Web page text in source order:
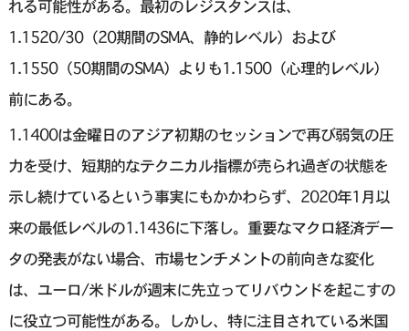
れる可能性がある。最初のレジスタンスは、
1.1520/30（20期間のSMA、静的レベル）および
1.1550（50期間のSMA）よりも1.1500（心理的レベル）
前にある。
1.1400は金曜日のアジア初期のセッションで再び弱気の圧
力を受け、短期的なテクニカル指標が売られ過ぎの状態を
示し続けているという事実にもかかわらず、2020年1月以
来の最低レベルの1.1436に下落し。重要なマクロ経済デー
タの発表がない場合、市場センチメントの前向きな変化
は、ユーロ/米ドルが週末に先立ってリバウンドを起こすの
に役立つ可能性がある。しかし、特に注目されている米国